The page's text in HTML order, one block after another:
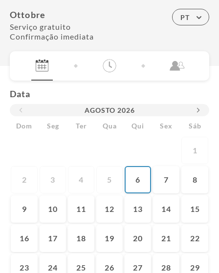
Ottobre
Serviço gratuito
Confirmação imediata
PT
Data
AGOSTO 2026
Dom
Seg Ter Qua Qui Sex Sáb
1
2 3 4 5 6 7 8
9 10 11 12 13 14 15
16 17 18 19 20 21 22
23 24 25 26 27 28 29